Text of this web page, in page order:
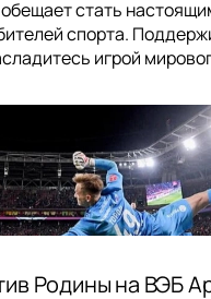
стать
спорта.
игрой
Родины на ВЭБ